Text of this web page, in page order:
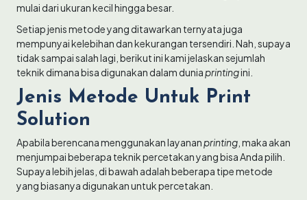
mulai dari ukuran kecil hingga besar.
Setiap jenis metode yang ditawarkan ternyata juga
mempunyai kelebihan dan kekurangan tersendiri. Nah, supaya
tidak sampai salah lagi, berikut ini kami jelaskan sejumlah
teknik dimana bisa digunakan dalam duniaprintingini.
Jenis Metode Untuk Print
Solution
Apabila berencana menggunakan layananprinting , maka akan
menjumpai beberapa teknik percetakan yang bisa Anda pilih.
Supaya lebih jelas, di bawah adalah beberapa tipe metode
yang biasanya digunakan untuk percetakan.